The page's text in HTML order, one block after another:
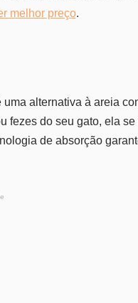
melhor preço.
alternativa à areia
fezes do seu gato, ela
de absorção